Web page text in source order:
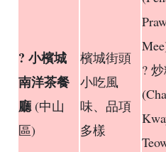
? 小檳城
南洋茶餐
廳(中山
區)
檳城街頭
小吃風
味、品項
多樣
?